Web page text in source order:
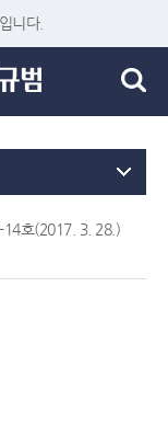
니다.
14호(2017. 3. 28.)